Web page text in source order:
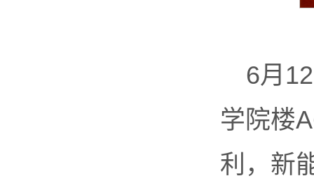
6月
学院楼
利，新